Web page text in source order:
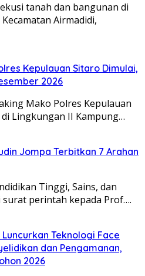
tanah dan bangunan di
Airmadidi,
Kepulauan Sitaro Dimulai,
2026
Mako Polres Kepulauan
Lingkungan II Kampung…
Jompa Terbitkan 7 Arahan
Tinggi, Sains, dan
perintah kepada Prof….
Teknologi Face
dan Pengamanan,
2026